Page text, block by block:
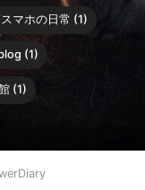
マホの日常 (1)
(1)
(1)